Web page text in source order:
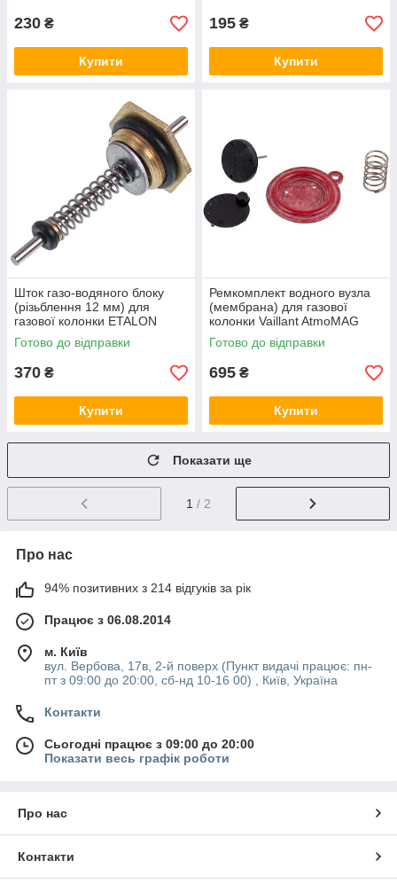
230 ₴
Купити
195 ₴
Купити
Шток газо-водяного блоку
(різьблення 12 мм) для
газової колонки ETALON
Готово до відправки
370 ₴
Купити
Ремкомплект водного вузла
(мембрана) для газової
колонки Vaillant AtmoMAG
INT/OE 115300
Готово до відправки
695 ₴
Купити
Показати ще
1 / 2
Про нас
94% позитивних з 214 відгуків за рік
Працює з 06.08.2014
м. Київ
вул. Вербова, 17в, 2-й поверх (Пункт видачі працює: пн-
пт з 09:00 до 20:00, сб-нд 10-16 00) , Київ, Україна
Контакти
Сьогодні працює з 09:00 до 20:00
Показати весь графік роботи
Про нас
Контакти